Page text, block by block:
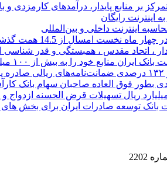
بر منابع پایدار، درآمدهای کارمزدی
اینترنت رایگان
اینترنت داخلی و بین‌المللی
ماه نخست امسال از 14.5 همت گذشت
، اتحاد مقدس ، همبستگی و قدر
فوق العاده صاحبان سهام بانک